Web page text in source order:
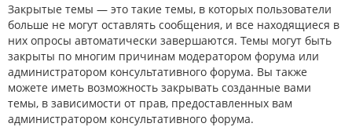
Закрытые темы — это такие темы, в которых пользователи
больше не могут оставлять сообщения, и все находящиеся в
них опросы автоматически завершаются. Темы могут быть
закрыты по многим причинам модератором форума или
администратором консультативного форума. Вы также
можете иметь возможность закрывать созданные вами
темы, в зависимости от прав, предоставленных вам
администратором консультативного форума.